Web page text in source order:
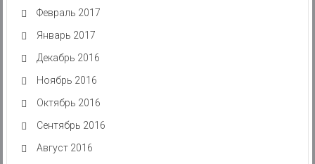
Февраль 2017
Январь 2017
Декабрь 2016
Ноябрь 2016
Октябрь 2016
Сентябрь 2016
Август 2016